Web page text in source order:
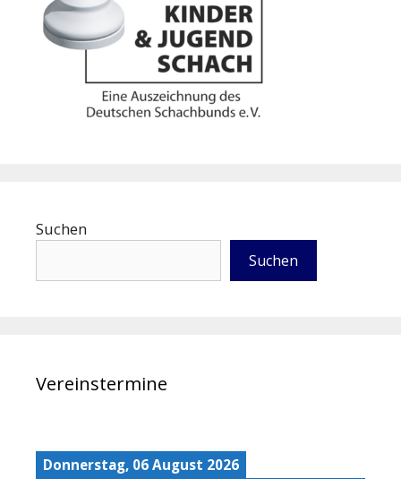
Suchen
Suchen
Vereinstermine
Donnerstag, 06 August 2026